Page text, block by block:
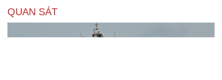
QUAN SÁT